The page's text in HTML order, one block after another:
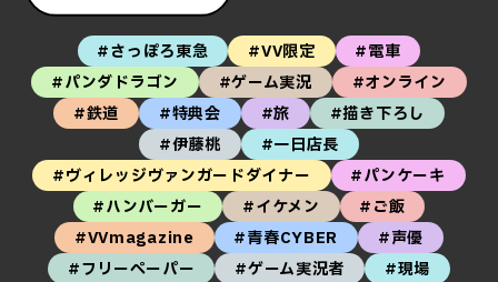
#さっぽろ東急 #VV限定
#電車
#パンダドラゴン
#ゲーム実況
#オンライン
#鉄道
#特典会 #旅
#描き下ろし
#伊藤桃
#一日店長
#ヴィレッジヴァンガードダイナー
#パンケーキ
#ハンバーガー
#イケメン
#ご飯
#VVmagazine
#青春CYBER
#声優
#フリーペーパー
#ゲーム実況者
#現場